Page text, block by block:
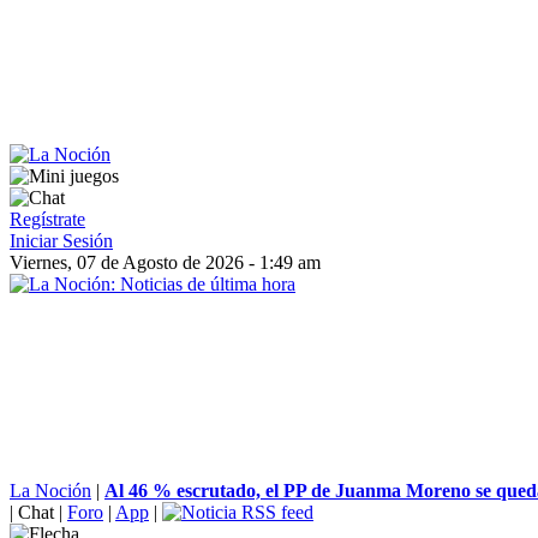
Regístrate
Iniciar Sesión
Viernes, 07 de Agosto de 2026 - 1:49 am
La Noción | Al 46 % escrutado, el PP de Juanma Moreno se
| Chat | Foro | App |